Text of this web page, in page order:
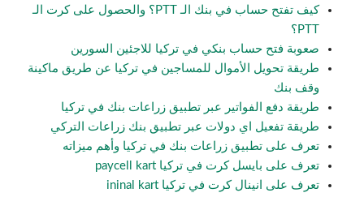
كيف تفتح حساب في بنك الـ PTT؟ والحصول على كرت الـ
PTT؟
صعوبة فتح حساب بنكي في تركيا للاجئين السورين
طريقة تحويل الأموال للمساجين في تركيا عن طريق ماكينة
وقف بنك
طريقة دفع الفواتير عبر تطبيق زراعات بنك في تركيا
طريقة تفعيل اي دولات عبر تطبيق بنك زراعات التركي
تعرف على تطبيق زراعات بنك في تركيا وأهم ميزاته
تعرف على بايسل كرت في تركيا paycell kart
تعرف على انينال كرت في تركيا ininal kart